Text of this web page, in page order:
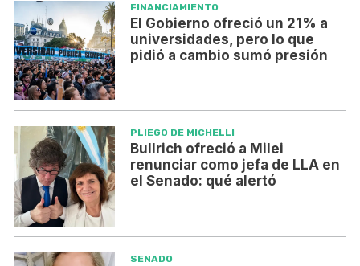
FINANCIAMIENTO
El Gobierno ofreció un 21% a
universidades, pero lo que
pidió a cambio sumó presión
PLIEGO DE MICHELLI
Bullrich ofreció a Milei
renunciar como jefa de LLA en
el Senado: qué alertó
SENADO